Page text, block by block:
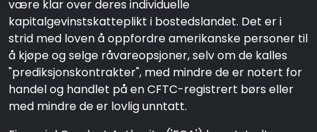
være klar over deres individuelle
kapitalgevinstskatteplikt i bostedslandet. Det er i
strid med loven å oppfordre amerikanske personer til
å kjøpe og selge råvareopsjoner, selv om de kalles
"prediksjonskontrakter", med mindre de er notert for
handel og handlet på en CFTC-registrert børs eller
med mindre de er lovlig unntatt.